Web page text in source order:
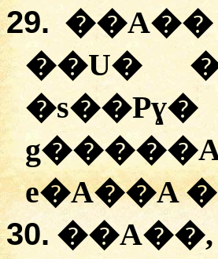
29. ��A��
��U�
e�A��A
30. ��A��,